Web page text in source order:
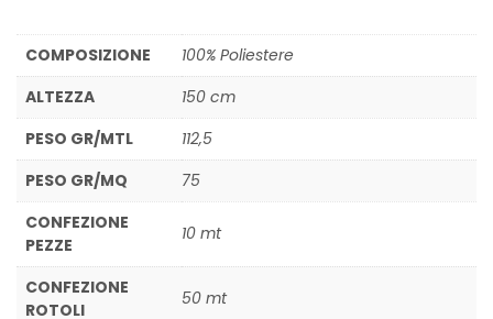
COMPOSIZIONE
100% Poliestere
ALTEZZA
150 cm
PESO GR/MTL
112,5
PESO GR/MQ
75
CONFEZIONE
PEZZE
10 mt
CONFEZIONE
ROTOLI
50 mt